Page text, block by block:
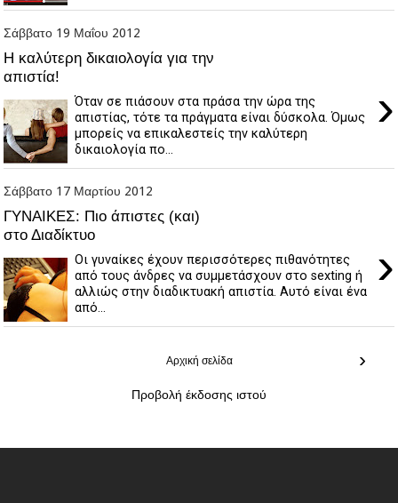
Σάββατο 19 Μαΐου 2012
Η καλύτερη δικαιολογία για την
απιστία!
›
Όταν σε πιάσουν στα πράσα την ώρα της
απιστίας, τότε τα πράγματα είναι δύσκολα. Όμως
μπορείς να επικαλεστείς την καλύτερη
δικαιολογία πο...
Σάββατο 17 Μαρτίου 2012
ΓΥΝΑΙΚΕΣ: Πιο άπιστες (και)
στο Διαδίκτυο
›
Οι γυναίκες έχουν περισσότερες πιθανότητες
από τους άνδρες να συμμετάσχουν στο sexting ή
αλλιώς στην διαδικτυακή απιστία. Αυτό είναι ένα
από...
›
Αρχική σελίδα
Προβολή έκδοσης ιστού